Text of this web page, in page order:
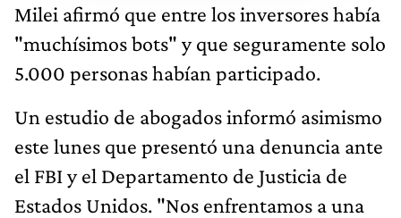
Milei afirmó que entre los inversores había
"muchísimos bots" y que seguramente solo
5.000 personas habían participado.
Un estudio de abogados informó asimismo
este lunes que presentó una denuncia ante
el FBI y el Departamento de Justicia de
Estados Unidos. "Nos enfrentamos a una